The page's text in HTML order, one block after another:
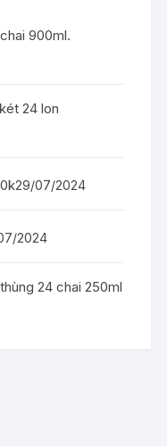
900ml.
24 lon
29/07/2024
2024
24 chai 250ml